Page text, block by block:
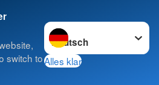
switch to
Sprache wechseln zu
Alles klar